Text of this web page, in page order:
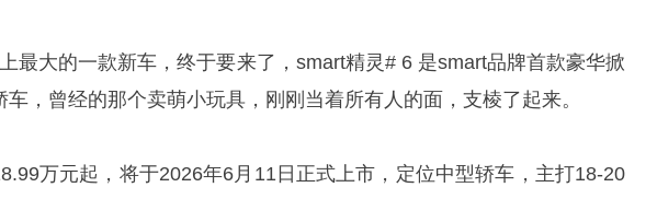
最大的一款新车，终于要来了，smart精灵# 6 是smart品牌首款豪华掀
车，曾经的那个卖萌小玩具，刚刚当着所有人的面，支棱了起来。
万元起，将于2026年6月11日正式上市，定位中型轿车，主打18-20